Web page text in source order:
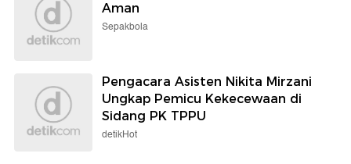
Aman
Sepakbola
Pengacara Asisten Nikita Mirzani
Ungkap Pemicu Kekecewaan di
Sidang PK TPPU
detikHot